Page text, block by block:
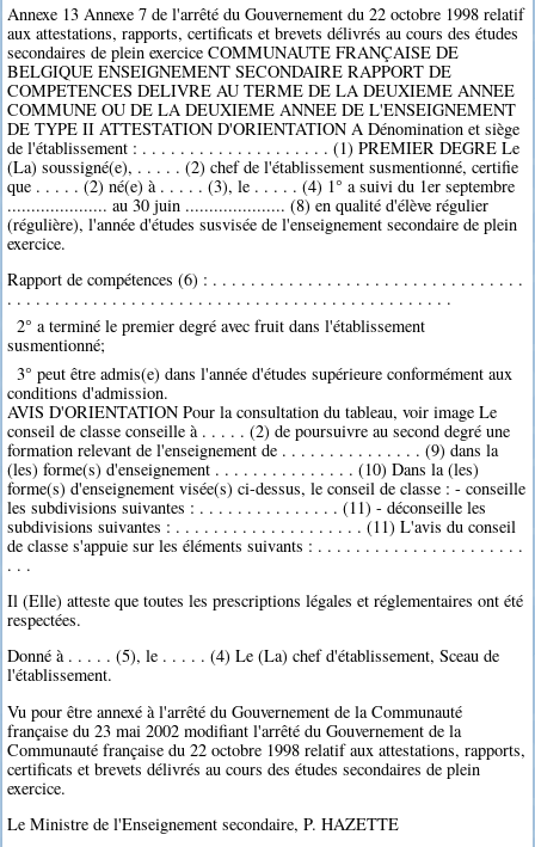
Annexe 13 Annexe 7 de l'arrêté du Gouvernement du 22 octobre 1998 relatif
aux attestations, rapports, certificats et brevets délivrés au cours des études
secondaires de plein exercice COMMUNAUTE FRANÇAISE DE
BELGIQUE ENSEIGNEMENT SECONDAIRE RAPPORT DE
COMPETENCES DELIVRE AU TERME DE LA DEUXIEME ANNEE
COMMUNE OU DE LA DEUXIEME ANNEE DE L'ENSEIGNEMENT
DE TYPE II ATTESTATION D'ORIENTATION A Dénomination et siège
de l'établissement : . . . . . . . . . . . . . . . . . . . . (1) PREMIER DEGRE Le
(La) soussigné(e), . . . . . (2) chef de l'établissement susmentionné, certifie
que . . . . . (2) né(e) à . . . . . (3), le . . . . . (4) 1° a suivi du 1er septembre
..................... au 30 juin ..................... (8) en qualité d'élève régulier
(régulière), l'année d'études susvisée de l'enseignement secondaire de plein
exercice.
Rapport de compétences (6) : . . . . . . . . . . . . . . . . . . . . . . . . . . . . . . . . .
. . . . . . . . . . . . . . . . . . . . . . . . . . . . . . . . . . . . . . . . . . . . . . .
2° a terminé le premier degré avec fruit dans l'établissement
susmentionné;
3° peut être admis(e) dans l'année d'études supérieure conformément aux
conditions d'admission.
AVIS D'ORIENTATION Pour la consultation du tableau, voir image Le
conseil de classe conseille à . . . . . (2) de poursuivre au second degré une
formation relevant de l'enseignement de . . . . . . . . . . . . . . . (9) dans la
(les) forme(s) d'enseignement . . . . . . . . . . . . . . . (10) Dans la (les)
forme(s) d'enseignement visée(s) ci-dessus, le conseil de classe : - conseille
les subdivisions suivantes : . . . . . . . . . . . . . . . (11) - déconseille les
subdivisions suivantes : . . . . . . . . . . . . . . . . . . . . (11) L'avis du conseil
de classe s'appuie sur les éléments suivants : . . . . . . . . . . . . . . . . . . . . . .
. . .
Il (Elle) atteste que toutes les prescriptions légales et réglementaires ont été
respectées.
Donné à . . . . . (5), le . . . . . (4) Le (La) chef d'établissement, Sceau de
l'établissement.
Vu pour être annexé à l'arrêté du Gouvernement de la Communauté
française du 23 mai 2002 modifiant l'arrêté du Gouvernement de la
Communauté française du 22 octobre 1998 relatif aux attestations, rapports,
certificats et brevets délivrés au cours des études secondaires de plein
exercice.
Le Ministre de l'Enseignement secondaire, P. HAZETTE